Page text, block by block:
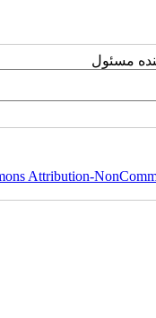
مسئول
Attribution-